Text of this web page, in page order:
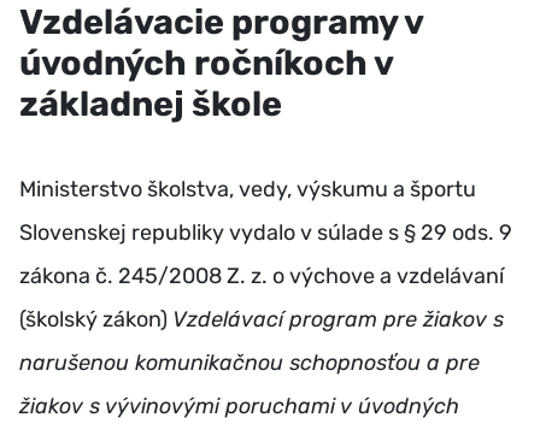
Vzdelávacie programy v
úvodných ročníkoch v
základnej škole
Ministerstvo školstva, vedy, výskumu a športu
Slovenskej republiky vydalo v súlade s § 29 ods. 9
zákona č. 245/2008 Z. z. o výchove a vzdelávaní
(školský zákon) Vzdelávací program pre žiakov s
narušenou komunikačnou schopnosťou a pre
žiakov s vývinovými poruchami v úvodných